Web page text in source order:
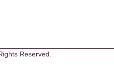
Reserved.